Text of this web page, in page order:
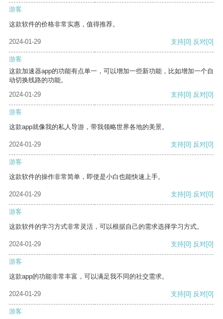
游客
这款软件的价格非常实惠，值得推荐。
2024-01-29 支持[0] 反对[0]
游客
这款加速器app的功能有点单一，可以增加一些新功能，比如增加一个自
动切换线路的功能。
2024-01-29
支持[0] 反对[0]
游客
这款app就像我的私人导游，带我领略世界各地的美景。
2024-01-29 支持[0] 反对[0]
游客
这款软件的操作非常简单，即使是小白也能快速上手。
2024-01-29 支持[0] 反对[0]
游客
这款软件的学习方式非常灵活，可以根据自己的需求选择学习方式。
2024-01-29 支持[0] 反对[0]
游客
这款app的功能非常丰富，可以满足我不同的社交需求。
2024-01-29 支持[0] 反对[0]
游客